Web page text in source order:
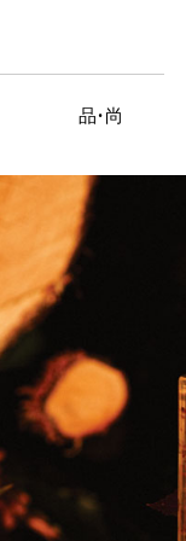
品·尚